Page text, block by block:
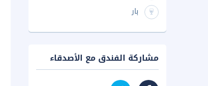
بار
مشاركة الفندق مع الأصدقاء